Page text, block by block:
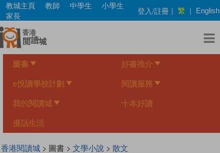
Skip
main
content
教城主頁 教師 中學生
小學生
家長
登入/註冊 | 繁 | English
圖書 好書推介
e悅讀學校計劃 閱讀服務
我的閱讀城 十本好讀
漫話生活
香港閱讀城> 圖書 > 文學小說 > 散文